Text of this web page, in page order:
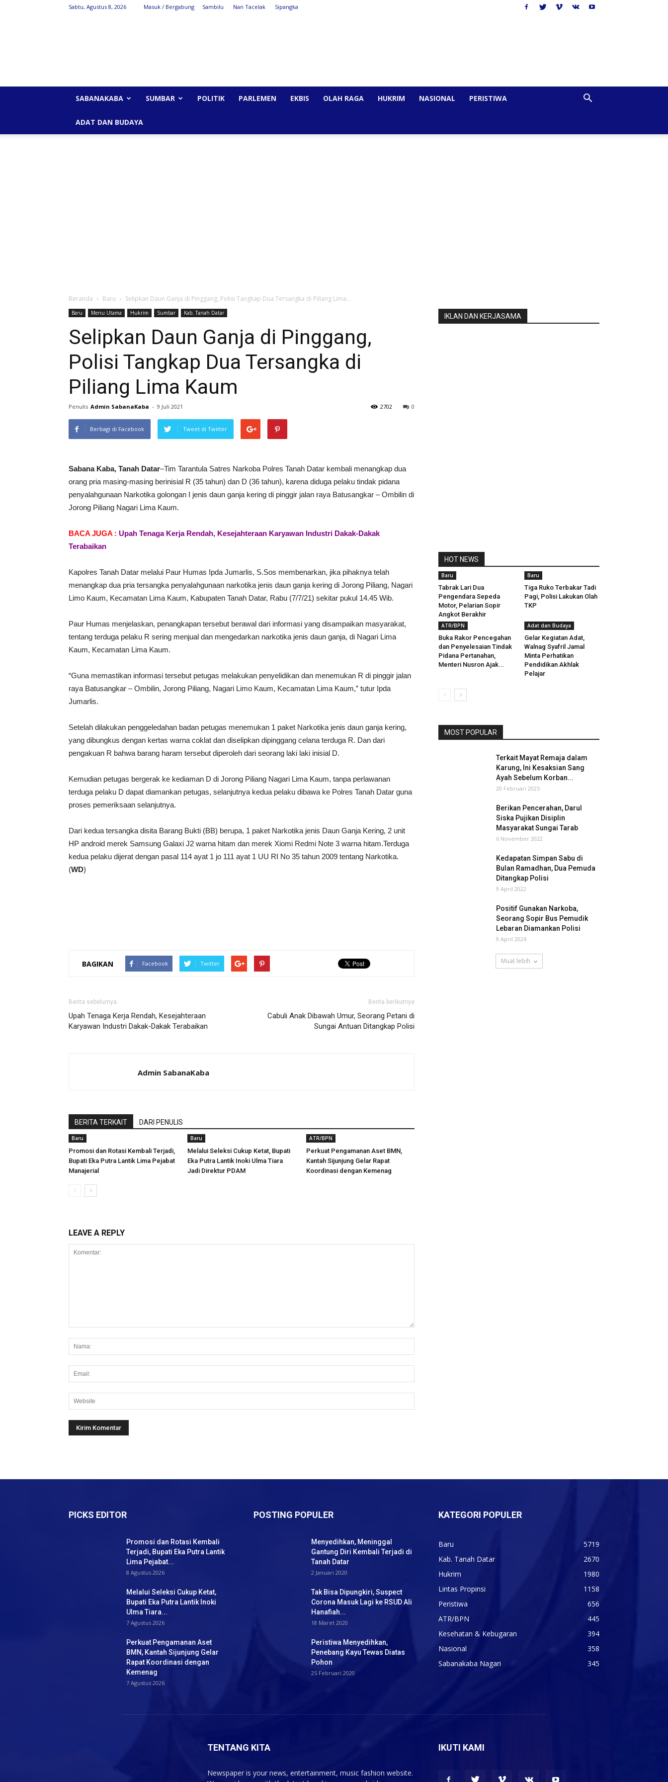
Sabtu, Agustus 8, 2026 Masuk / Bergabung Sambilu Nan Tacelak Sipangka
SABANAKABA SUMBAR POLITIK PARLEMEN EKBIS OLAH RAGA HUKRIM NASIONAL PERISTIWA
ADAT DAN BUDAYA
Beranda Baru Selipkan Daun Ganja di Pinggang, Polisi Tangkap Dua Tersangka di Piliang Lima...
Baru Menu Utama Hukrim Sumbar Kab. Tanah Datar
Selipkan Daun Ganja di Pinggang,
Polisi Tangkap Dua Tersangka di
Piliang Lima Kaum
Penulis Admin SabanaKaba - 9 Juli 2021 0
2702
Berbagi di Facebook Tweet di Twitter
Sabana Kaba, Tanah Datar–Tim Tarantula Satres Narkoba Polres Tanah Datar kembali menangkap dua
orang pria masing-masing berinisial R (35 tahun) dan D (36 tahun), karena diduga pelaku tindak pidana
penyalahgunaan Narkotika golongan I jenis daun ganja kering di pinggir jalan raya Batusangkar – Ombilin di
Jorong Piliang Nagari Lima Kaum.
BACA JUGA : Upah Tenaga Kerja Rendah, Kesejahteraan Karyawan Industri Dakak-Dakak
Terabaikan
Kapolres Tanah Datar melalui Paur Humas Ipda Jumarlis, S.Sos membenarkan, jika pihaknya telah
menangkap dua pria tersangka penyalahgunaan narkotika jenis daun ganja kering di Jorong Piliang, Nagari
Limo Kaum, Kecamatan Lima Kaum, Kabupaten Tanah Datar, Rabu (7/7/21) sekitar pukul 14.45 Wib.
Paur Humas menjelaskan, penangkapan tersebut berawal dari informasi yang disampaikan masyarakat,
tentang terduga pelaku R sering menjual dan mengedarkan narkotika jenis daun ganja, di Nagari Lima
Kaum, Kecamatan Lima Kaum.
“Guna memastikan informasi tersebut petugas melakukan penyelidikan dan menemukan R di pinggir jalan
raya Batusangkar – Ombilin, Jorong Piliang, Nagari Limo Kaum, Kecamatan Lima Kaum,” tutur Ipda
Jumarlis.
Setelah dilakukan penggeledahan badan petugas menemukan 1 paket Narkotika jenis daun ganja kering,
yang dibungkus dengan kertas warna coklat dan diselipkan dipinggang celana terduga R. Dan dari
pengakuan R bahwa barang haram tersebut diperoleh dari seorang laki laki inisial D.
Kemudian petugas bergerak ke kediaman D di Jorong Piliang Nagari Lima Kaum, tanpa perlawanan
terduga pelaku D dapat diamankan petugas, selanjutnya kedua pelaku dibawa ke Polres Tanah Datar guna
proses pemeriksaan selanjutnya.
Dari kedua tersangka disita Barang Bukti (BB) berupa, 1 paket Narkotika jenis Daun Ganja Kering, 2 unit
HP android merek Samsung Galaxi J2 warna hitam dan merek Xiomi Redmi Note 3 warna hitam.Terduga
kedua pelaku dijerat dengan pasal 114 ayat 1 jo 111 ayat 1 UU RI No 35 tahun 2009 tentang Narkotika.
(WD)
BAGIKAN Facebook Twitter
Berita sebelumya
Upah Tenaga Kerja Rendah, Kesejahteraan
Karyawan Industri Dakak-Dakak Terabaikan
Berita berikutnya
Cabuli Anak Dibawah Umur, Seorang Petani di
Sungai Antuan Ditangkap Polisi
Admin SabanaKaba
BERITA TERKAIT DARI PENULIS
Baru
Promosi dan Rotasi Kembali Terjadi,
Bupati Eka Putra Lantik Lima Pejabat
Manajerial
Baru
Melalui Seleksi Cukup Ketat, Bupati
Eka Putra Lantik Inoki Ulma Tiara
Jadi Direktur PDAM
ATR/BPN
Perkuat Pengamanan Aset BMN,
Kantah Sijunjung Gelar Rapat
Koordinasi dengan Kemenag
LEAVE A REPLY
IKLAN DAN KERJASAMA
Presiden Prabowo : Jangan Ada
Jiwa Korp Keliru di Institusi
HOT NEWS
Baru
Tabrak Lari Dua
Pengendara Sepeda
Motor, Pelarian Sopir
Angkot Berakhir
Baru
Tiga Ruko Terbakar Tadi
Pagi, Polisi Lakukan Olah
TKP
ATR/BPN
Buka Rakor Pencegahan
dan Penyelesaian Tindak
Pidana Pertanahan,
Menteri Nusron Ajak...
Adat dan Budaya
Gelar Kegiatan Adat,
Walnag Syafril Jamal
Minta Perhatikan
Pendidikan Akhlak
Pelajar
MOST POPULAR
Terkait Mayat Remaja dalam
Karung, Ini Kesaksian Sang
Ayah Sebelum Korban...
20 Februari 2025
Berikan Pencerahan, Darul
Siska Pujikan Disiplin
Masyarakat Sungai Tarab
6 November 2022
Kedapatan Simpan Sabu di
Bulan Ramadhan, Dua Pemuda
Ditangkap Polisi
9 April 2022
Positif Gunakan Narkoba,
Seorang Sopir Bus Pemudik
Lebaran Diamankan Polisi
9 April 2024
Muat lebih
PICKS EDITOR
Promosi dan Rotasi Kembali
Terjadi, Bupati Eka Putra Lantik
Lima Pejabat...
8 Agustus 2026
Melalui Seleksi Cukup Ketat,
Bupati Eka Putra Lantik Inoki
Ulma Tiara...
7 Agustus 2026
Perkuat Pengamanan Aset
BMN, Kantah Sijunjung Gelar
Rapat Koordinasi dengan
Kemenag
7 Agustus 2026
POSTING POPULER
Menyedihkan, Meninggal
Gantung Diri Kembali Terjadi di
Tanah Datar
2 Januari 2020
Tak Bisa Dipungkiri, Suspect
Corona Masuk Lagi ke RSUD Ali
Hanafiah...
18 Maret 2020
Peristiwa Menyedihkan,
Penebang Kayu Tewas Diatas
Pohon
25 Februari 2020
KATEGORI POPULER
Baru
5719
Kab. Tanah Datar
2670
Hukrim
1980
Lintas Propinsi
1158
Peristiwa
656
ATR/BPN
445
Kesehatan & Kebugaran
394
Nasional
358
Sabanakaba Nagari
345
TENTANG KITA
Newspaper is your news, entertainment, music fashion website.
IKUTI KAMI